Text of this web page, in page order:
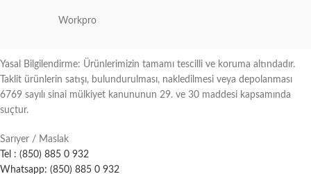
Workpro
Yasal Bilgilendirme: Ürünlerimizin tamamı tescilli ve koruma altındadır.
Taklit ürünlerin satışı, bulundurulması, nakledilmesi veya depolanması
6769 sayılı sinai mülkiyet kanununun 29. ve 30 maddesi kapsamında
suçtur.
Sarıyer / Maslak
Tel : (850) 885 0 932
Whatsapp: (850) 885 0 932